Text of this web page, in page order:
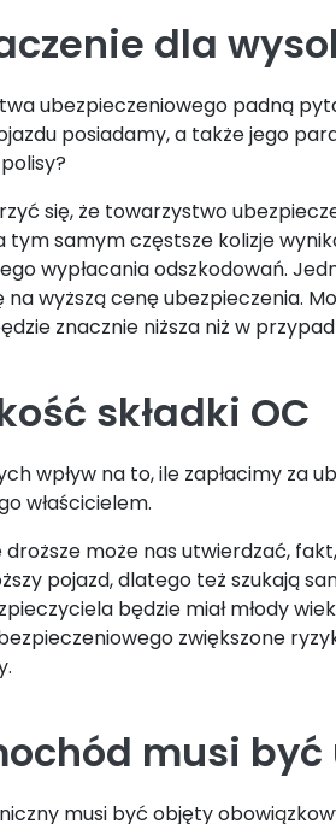
dla
ubezpieczeniowego padną
posiadamy, a także jego
się, że towarzystwo
samym częstsze kolizje
wypłacania odszkodowań.
wyższą cenę ubezpieczenia.
znacznie niższa niż w
składki OC
wpływ na to, ile zapłacimy za
właścicielem.
może nas utwierdzać,
pojazd, dlatego też szukają
będzie miał młody
zwiększone
musi być
musi być objęty